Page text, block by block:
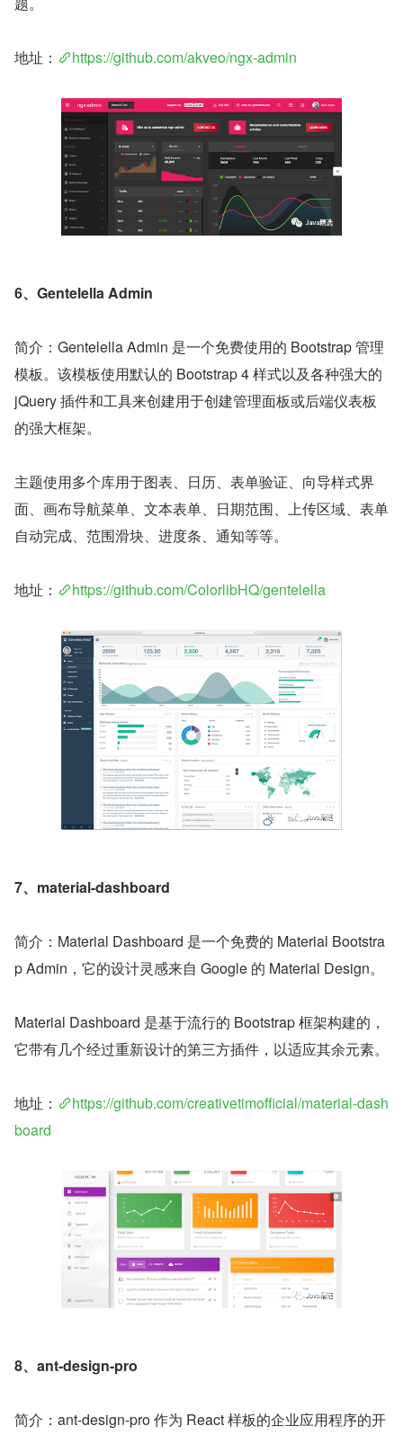
地址： https://github.com/akveo/ngx-admin
6、Gentelella Admin
简介：Gentelella Admin 是一个免费使用的 Bootstrap 管理
模板。该模板使用默认的 Bootstrap 4 样式以及各种强大的
jQuery 插件和工具来创建用于创建管理面板或后端仪表板
的强大框架。
主题使用多个库用于图表、日历、表单验证、向导样式界
面、画布导航菜单、文本表单、日期范围、上传区域、表单
自动完成、范围滑块、进度条、通知等等。
地址： https://github.com/ColorlibHQ/gentelella
7、material-dashboard
简介：Material Dashboard 是一个免费的 Material Bootstra
p Admin，它的设计灵感来自 Google 的 Material Design。
Material Dashboard 是基于流行的 Bootstrap 框架构建的，
它带有几个经过重新设计的第三方插件，以适应其余元素。
地址：
https://github.com/creativetimofficial/material-dash
board
8、ant-design-pro
简介：ant-design-pro 作为 React 样板的企业应用程序的开